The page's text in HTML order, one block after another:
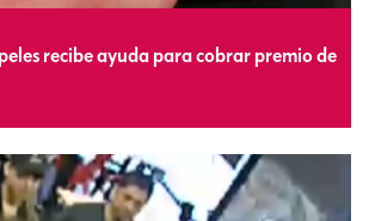
recibe ayuda para cobrar premio de